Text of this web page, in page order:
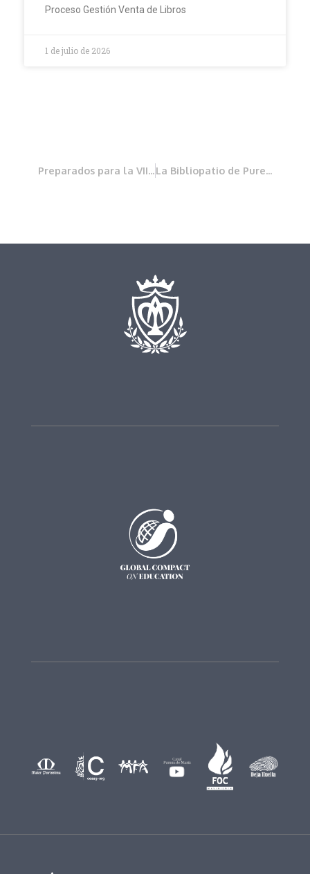
Proceso Gestión Venta de Libros
1 de julio de 2026
Preparados para la VII Campaña La Bibliopatio de Pureza